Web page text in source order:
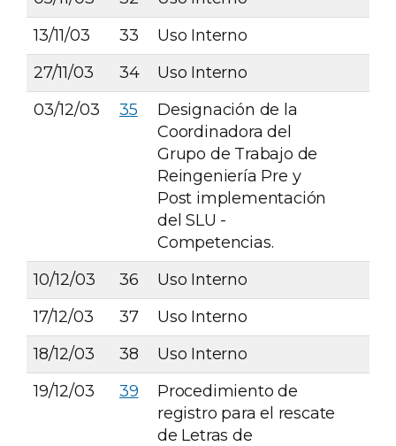
13/11/03
33
Uso Interno
27/11/03
34
Uso Interno
03/12/03
35
Designación de la
Coordinadora del
Grupo de Trabajo de
Reingeniería Pre y
Post implementación
del SLU -
Competencias.
10/12/03
36
Uso Interno
17/12/03
37
Uso Interno
18/12/03
38
Uso Interno
19/12/03
39
Procedimiento de
registro para el rescate
de Letras de